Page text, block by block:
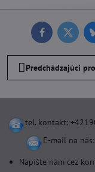
FacebookTwitter
Predchádzajúci
tel. kontakt:
E-mail na nás:
Napíšte nám cez